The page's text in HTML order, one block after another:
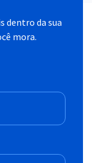
dentro da sua
mora.